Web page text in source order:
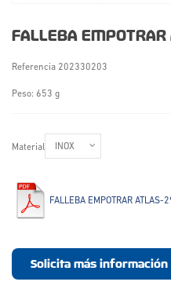
FALLEBA
Referencia 202330203
Peso: 653 g
Material
FALLEBA EMPOTRAR ATLAS-
Solicita más información